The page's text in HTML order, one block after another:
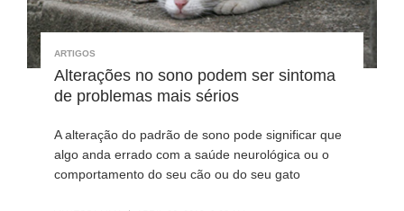
ARTIGOS
Alterações no sono podem ser sintoma
de problemas mais sérios
A alteração do padrão de sono pode significar que
algo anda errado com a saúde neurológica ou o
comportamento do seu cão ou do seu gato